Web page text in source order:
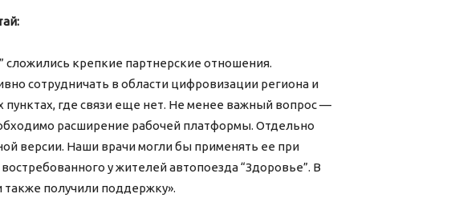
сложились крепкие партнерские отношения.
сотрудничать в области цифровизации региона и
пунктах, где связи еще нет. Не менее важный вопрос —
расширение рабочей платформы. Отдельно
версии. Наши врачи могли бы применять ее при
у жителей автопоезда “Здоровье”. В
получили поддержку».